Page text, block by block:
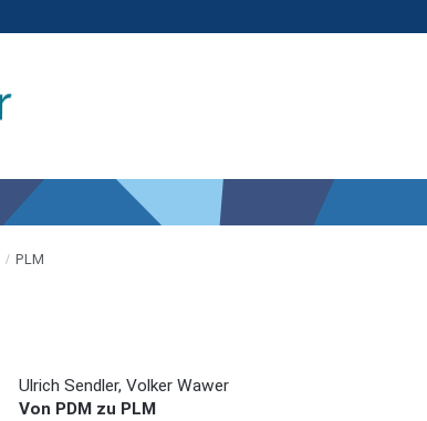
PLM
Ulrich Sendler, Volker Wawer
Von PDM zu PLM